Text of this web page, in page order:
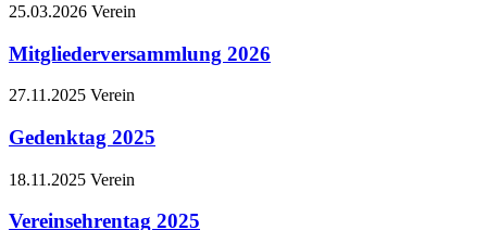
25.03.2026 Verein
Mitgliederversammlung 2026
27.11.2025 Verein
Gedenktag 2025
18.11.2025 Verein
Vereinsehrentag 2025